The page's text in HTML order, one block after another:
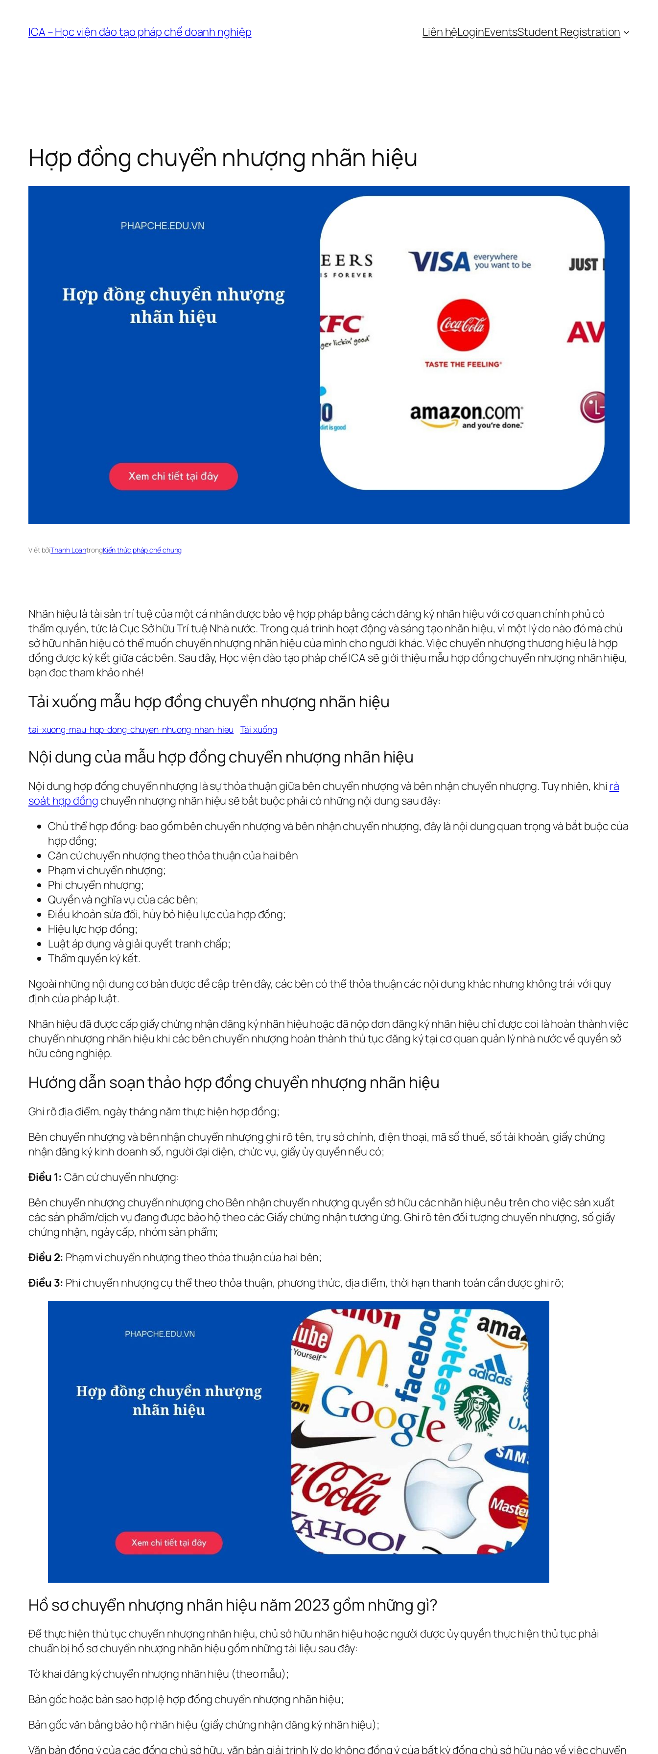
ICA – Học viện đào tạo pháp chế doanh nghiệp Liên hệLoginEventsStudent Registration
Hợp đồng chuyển nhượng nhãn hiệu
Viết bởiThanh LoantrongKiến thức pháp chế chung
Nhãn hiệu là tài sản trí tuệ của một cá nhân được bảo vệ hợp pháp bằng cách đăng ký nhãn hiệu với cơ quan chính phủ có
thẩm quyền, tức là Cục Sở hữu Trí tuệ Nhà nước. Trong quá trình hoạt động và sáng tạo nhãn hiệu, vì một lý do nào đó mà chủ
sở hữu nhãn hiệu có thể muốn chuyển nhượng nhãn hiệu của mình cho người khác. Việc chuyển nhượng thương hiệu là hợp
đồng được ký kết giữa các bên. Sau đây, Học viện đào tạo pháp chế ICA sẽ giới thiệu mẫu hợp đồng chuyển nhượng nhãn hiệu,
bạn đoc tham khảo nhé!
Tải xuống mẫu hợp đồng chuyển nhượng nhãn hiệu
tai-xuong-mau-hop-dong-chuyen-nhuong-nhan-hieu Tải xuống
Nội dung của mẫu hợp đồng chuyển nhượng nhãn hiệu
Nội dung hợp đồng chuyển nhượng là sự thỏa thuận giữa bên chuyển nhượng và bên nhận chuyển nhượng. Tuy nhiên, khi rà
soát hợp đồng chuyển nhượng nhãn hiệu sẽ bắt buộc phải có những nội dung sau đây:
Chủ thể hợp đồng: bao gồm bên chuyển nhượng và bên nhận chuyển nhượng, đây là nội dung quan trọng và bắt buộc của
hợp đồng;
Căn cứ chuyển nhượng theo thỏa thuận của hai bên
Phạm vi chuyển nhượng;
Phi chuyển nhượng;
Quyền và nghĩa vụ của các bên;
Điều khoản sửa đổi, hủy bỏ hiệu lực của hợp đồng;
Hiệu lực hợp đồng;
Luật áp dụng và giải quyết tranh chấp;
Thẩm quyền ký kết.
Ngoài những nội dung cơ bản được đề cập trên đây, các bên có thể thỏa thuận các nội dung khác nhưng không trái với quy
định của pháp luật.
Nhãn hiệu đã được cấp giấy chứng nhận đăng ký nhãn hiệu hoặc đã nộp đơn đăng ký nhãn hiệu chỉ được coi là hoàn thành việc
chuyển nhượng nhãn hiệu khi các bên chuyển nhượng hoàn thành thủ tục đăng ký tại cơ quan quản lý nhà nước về quyền sở
hữu công nghiệp.
Hướng dẫn soạn thảo hợp đồng chuyển nhượng nhãn hiệu
Ghi rõ địa điểm, ngày tháng năm thực hiện hợp đồng;
Bên chuyển nhượng và bên nhận chuyển nhượng ghi rõ tên, trụ sở chính, điện thoại, mã số thuế, số tài khoản, giấy chứng
nhận đăng ký kinh doanh số, người đại diện, chức vụ, giấy ủy quyền nếu có;
Điều 1: Căn cứ chuyển nhượng:
Bên chuyển nhượng chuyển nhượng cho Bên nhận chuyển nhượng quyền sở hữu các nhãn hiệu nêu trên cho việc sản xuất
các sản phẩm/dịch vụ đang được bảo hộ theo các Giấy chứng nhận tương ứng. Ghi rõ tên đối tượng chuyển nhượng, số giấy
chứng nhận, ngày cấp, nhóm sản phẩm;
Điều 2: Phạm vi chuyển nhượng theo thỏa thuận của hai bên;
Điều 3: Phi chuyển nhượng cụ thể theo thỏa thuận, phương thức, địa điểm, thời hạn thanh toán cần được ghi rõ;
Hồ sơ chuyển nhượng nhãn hiệu năm 2023 gồm những gì?
Để thực hiện thủ tục chuyển nhượng nhãn hiệu, chủ sở hữu nhãn hiệu hoặc người được ủy quyền thực hiện thủ tục phải
chuẩn bị hồ sơ chuyển nhượng nhãn hiệu gồm những tài liệu sau đây:
Tờ khai đăng ký chuyển nhượng nhãn hiệu (theo mẫu);
Bản gốc hoặc bản sao hợp lệ hợp đồng chuyển nhượng nhãn hiệu;
Bản gốc văn bằng bảo hộ nhãn hiệu (giấy chứng nhận đăng ký nhãn hiệu);
Văn bản đồng ý của các đồng chủ sở hữu, văn bản giải trình lý do không đồng ý của bất kỳ đồng chủ sở hữu nào về việc chuyển